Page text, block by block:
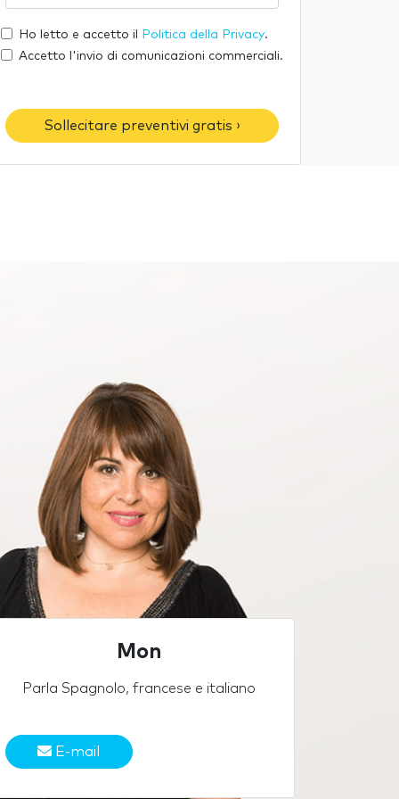
m
e
e
-
i
l
t
u
e
l
Ho letto e accetto il Politica della Privacy.
Accetto l'invio di comunicazioni commerciali.
Sollecitare preventivi gratis ›
Mon
Parla Spagnolo, francese e italiano
E-mail